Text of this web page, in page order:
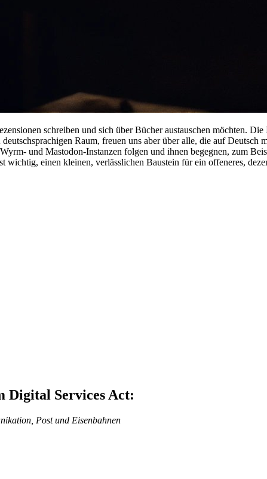
schreiben und sich über Bücher austauschen möchten.
Raum, freuen uns aber über alle, die auf
und Mastodon-Instanzen folgen und ihnen begegnen, zum
wichtig, einen kleinen, verlässlichen Baustein für ein offeneres,
Digital Services Act:
Post und Eisenbahnen